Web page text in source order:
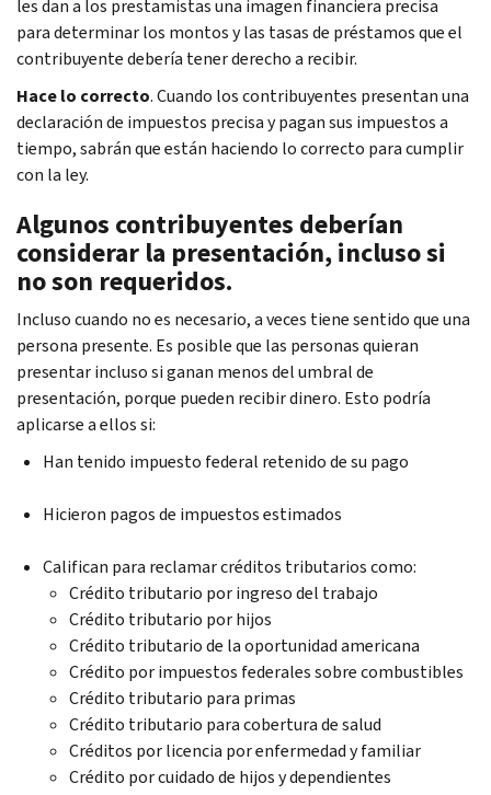
les dan a los prestamistas una imagen financiera precisa
para determinar los montos y las tasas de préstamos que el
contribuyente debería tener derecho a recibir.
Hace lo correcto. Cuando los contribuyentes presentan una
declaración de impuestos precisa y pagan sus impuestos a
tiempo, sabrán que están haciendo lo correcto para cumplir
con la ley.
Algunos contribuyentes deberían
considerar la presentación, incluso si
no son requeridos.
Incluso cuando no es necesario, a veces tiene sentido que una
persona presente. Es posible que las personas quieran
presentar incluso si ganan menos del umbral de
presentación, porque pueden recibir dinero. Esto podría
aplicarse a ellos si:
Han tenido impuesto federal retenido de su pago
Hicieron pagos de impuestos estimados
Califican para reclamar créditos tributarios como:
Crédito tributario por ingreso del trabajo
Crédito tributario por hijos
Crédito tributario de la oportunidad americana
Crédito por impuestos federales sobre combustibles
Crédito tributario para primas
Crédito tributario para cobertura de salud
Créditos por licencia por enfermedad y familiar
Crédito por cuidado de hijos y dependientes